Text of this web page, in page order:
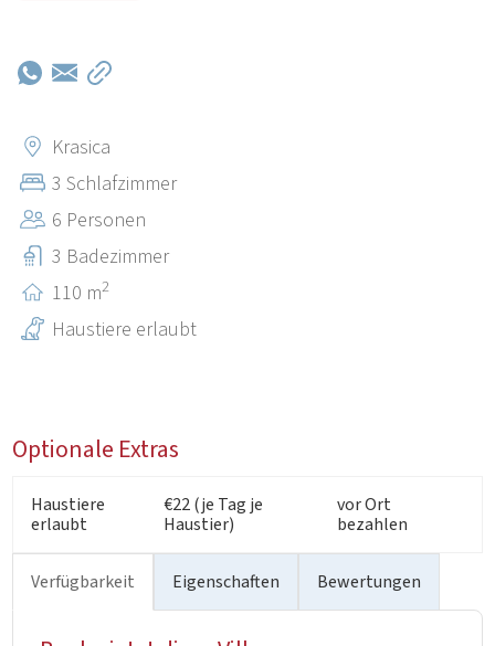
traditionelle als auch moderne istrische Küche anbieten.
km entfernt, während die Grenze zu Slowenien nur 13
km entfernt ist.“
Krasica
3 Schlafzimmer
6 Personen
3 Badezimmer
110 m2
Haustiere erlaubt
Optionale Extras
Haustiere
erlaubt
€22 (je Tag je
Haustier)
vor Ort
bezahlen
Verfügbarkeit Eigenschaften Bewertungen